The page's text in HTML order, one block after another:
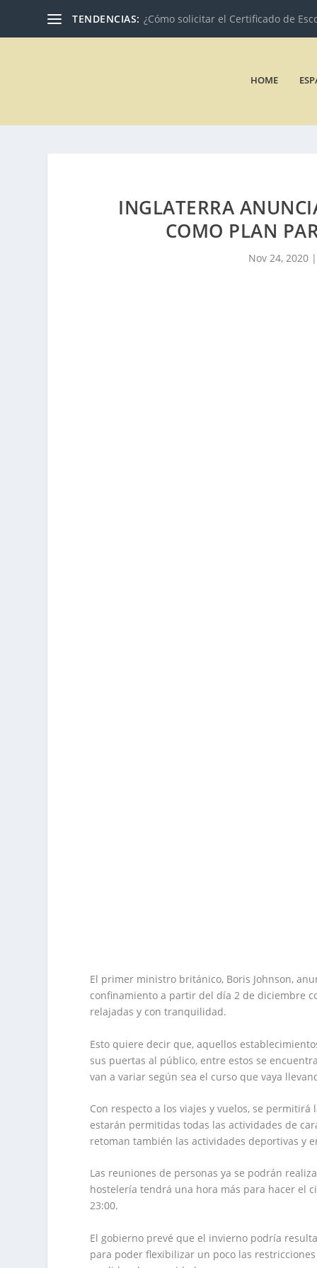
TENDENCIAS: ¿Cómo solicitar el Certificado de
HOME
INGLATERRA
COMO PLAN
Nov 24, 2020 |
El primer ministro británico, Boris Johnson,
confinamiento a partir del día 2 de diciembre
relajadas y con tranquilidad.
Esto quiere decir que, aquellos
sus puertas al público, entre estos se
van a variar según sea el curso que vaya
Con respecto a los viajes y vuelos, se
estarán permitidas todas las actividades de
retoman también las actividades deportivas y
Las reuniones de personas ya se podrán
hostelería tendrá una hora más para hacer el
23:00.
El gobierno prevé que el invierno podría
para poder flexibilizar un poco las